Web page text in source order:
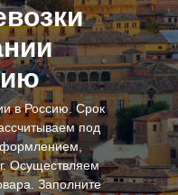
в Россию. Срок
под
Осуществляем
Заполните